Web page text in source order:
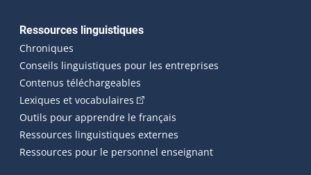
Ressources linguistiques
Chroniques
Conseils linguistiques pour les entreprises
Contenus téléchargeables
Lexiques et vocabulaires (Cet hyperlien externe s'ouvrira
Outils pour apprendre le français
Ressources linguistiques externes
Ressources pour le personnel enseignant